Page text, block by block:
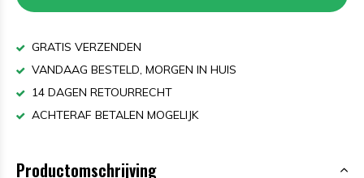
GRATIS VERZENDEN
VANDAAG BESTELD, MORGEN IN HUIS
14 DAGEN RETOURRECHT
ACHTERAF BETALEN MOGELIJK
Productomschrijving